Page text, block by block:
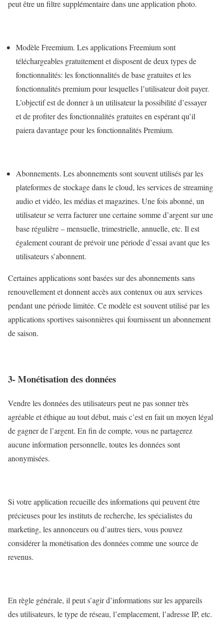
peut être un filtre supplémentaire dans une application photo.
Modèle Freemium. Les applications Freemium sont
téléchargeables gratuitement et disposent de deux types de
fonctionnalités: les fonctionnalités de base gratuites et les
fonctionnalités premium pour lesquelles l’utilisateur doit payer.
L’objectif est de donner à un utilisateur la possibilité d’essayer
et de profiter des fonctionnalités gratuites en espérant qu’il
paiera davantage pour les fonctionnalités Premium.
Abonnements. Les abonnements sont souvent utilisés par les
plateformes de stockage dans le cloud, les services de streaming
audio et vidéo, les médias et magazines. Une fois abonné, un
utilisateur se verra facturer une certaine somme d’argent sur une
base régulière – mensuelle, trimestrielle, annuelle, etc. Il est
également courant de prévoir une période d’essai avant que les
utilisateurs s’abonnent.
Certaines applications sont basées sur des abonnements sans
renouvellement et donnent accès aux contenux ou aux services
pendant une période limitée. Ce modèle est souvent utilisé par les
applications sportives saisonnières qui fournissent un abonnement
de saison.
3- Monétisation des données
Vendre les données des utilisateurs peut ne pas sonner très
agréable et éthique au tout début, mais c’est en fait un moyen légal
de gagner de l’argent. En fin de compte, vous ne partagerez
aucune information personnelle, toutes les données sont
anonymisées.
Si votre application recueille des informations qui peuvent être
précieuses pour les instituts de recherche, les spécialistes du
marketing, les annonceurs ou d’autres tiers, vous pouvez
considérer la monétisation des données comme une source de
revenus.
En règle générale, il peut s’agir d’informations sur les appareils
des utilisateurs, le type de réseau, l’emplacement, l’adresse IP, etc.